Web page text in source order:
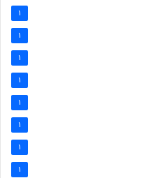
1
1
1
1
1
1
1
1